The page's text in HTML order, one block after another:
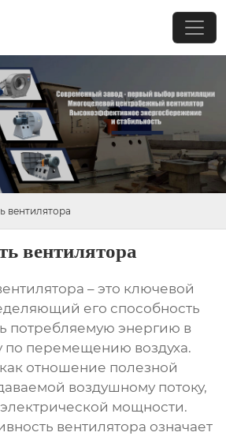
вентилятора
вентилятора
– это ключевой
его способность
потребляемую энергию в
по перемещению воздуха.
отношение полезной
воздушному потоку,
мощности.
вентилятора означает